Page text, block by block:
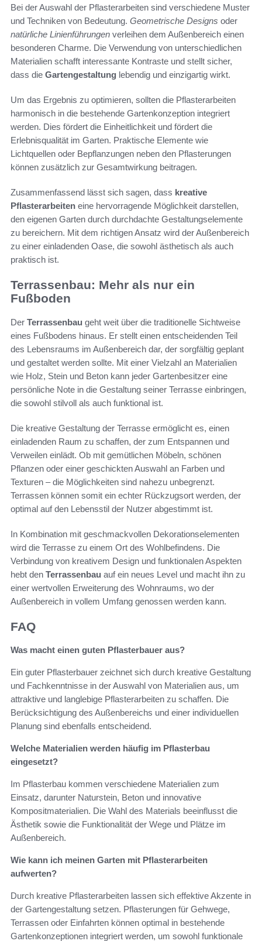
Bei der Auswahl der Pflasterarbeiten sind verschiedene Muster
und Techniken von Bedeutung. Geometrische Designs oder
natürliche Linienführungen verleihen dem Außenbereich einen
besonderen Charme. Die Verwendung von unterschiedlichen
Materialien schafft interessante Kontraste und stellt sicher,
dass die Gartengestaltung lebendig und einzigartig wirkt.
Um das Ergebnis zu optimieren, sollten die Pflasterarbeiten
harmonisch in die bestehende Gartenkonzeption integriert
werden. Dies fördert die Einheitlichkeit und fördert die
Erlebnisqualität im Garten. Praktische Elemente wie
Lichtquellen oder Bepflanzungen neben den Pflasterungen
können zusätzlich zur Gesamtwirkung beitragen.
Zusammenfassend lässt sich sagen, dass kreative
Pflasterarbeiten eine hervorragende Möglichkeit darstellen,
den eigenen Garten durch durchdachte Gestaltungselemente
zu bereichern. Mit dem richtigen Ansatz wird der Außenbereich
zu einer einladenden Oase, die sowohl ästhetisch als auch
praktisch ist.
Terrassenbau: Mehr als nur ein
Fußboden
Der Terrassenbau geht weit über die traditionelle Sichtweise
eines Fußbodens hinaus. Er stellt einen entscheidenden Teil
des Lebensraums im Außenbereich dar, der sorgfältig geplant
und gestaltet werden sollte. Mit einer Vielzahl an Materialien
wie Holz, Stein und Beton kann jeder Gartenbesitzer eine
persönliche Note in die Gestaltung seiner Terrasse einbringen,
die sowohl stilvoll als auch funktional ist.
Die kreative Gestaltung der Terrasse ermöglicht es, einen
einladenden Raum zu schaffen, der zum Entspannen und
Verweilen einlädt. Ob mit gemütlichen Möbeln, schönen
Pflanzen oder einer geschickten Auswahl an Farben und
Texturen – die Möglichkeiten sind nahezu unbegrenzt.
Terrassen können somit ein echter Rückzugsort werden, der
optimal auf den Lebensstil der Nutzer abgestimmt ist.
In Kombination mit geschmackvollen Dekorationselementen
wird die Terrasse zu einem Ort des Wohlbefindens. Die
Verbindung von kreativem Design und funktionalen Aspekten
hebt den Terrassenbau auf ein neues Level und macht ihn zu
einer wertvollen Erweiterung des Wohnraums, wo der
Außenbereich in vollem Umfang genossen werden kann.
FAQ
Was macht einen guten Pflasterbauer aus?
Ein guter Pflasterbauer zeichnet sich durch kreative Gestaltung
und Fachkenntnisse in der Auswahl von Materialien aus, um
attraktive und langlebige Pflasterarbeiten zu schaffen. Die
Berücksichtigung des Außenbereichs und einer individuellen
Planung sind ebenfalls entscheidend.
Welche Materialien werden häufig im Pflasterbau
eingesetzt?
Im Pflasterbau kommen verschiedene Materialien zum
Einsatz, darunter Naturstein, Beton und innovative
Kompositmaterialien. Die Wahl des Materials beeinflusst die
Ästhetik sowie die Funktionalität der Wege und Plätze im
Außenbereich.
Wie kann ich meinen Garten mit Pflasterarbeiten
aufwerten?
Durch kreative Pflasterarbeiten lassen sich effektive Akzente in
der Gartengestaltung setzen. Pflasterungen für Gehwege,
Terrassen oder Einfahrten können optimal in bestehende
Gartenkonzeptionen integriert werden, um sowohl funktionale